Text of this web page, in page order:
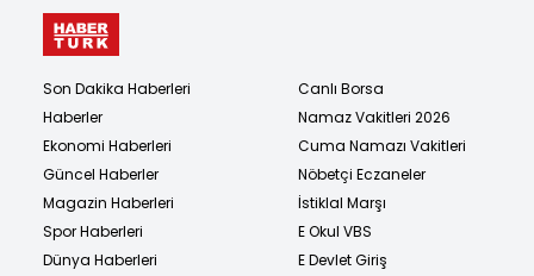
Son Dakika Haberleri
Haberler
Ekonomi Haberleri
Güncel Haberler
Magazin Haberleri
Spor Haberleri
Dünya Haberleri
Canlı Borsa
Namaz Vakitleri 2026
Cuma Namazı Vakitleri
Nöbetçi Eczaneler
İstiklal Marşı
E Okul VBS
E Devlet Giriş